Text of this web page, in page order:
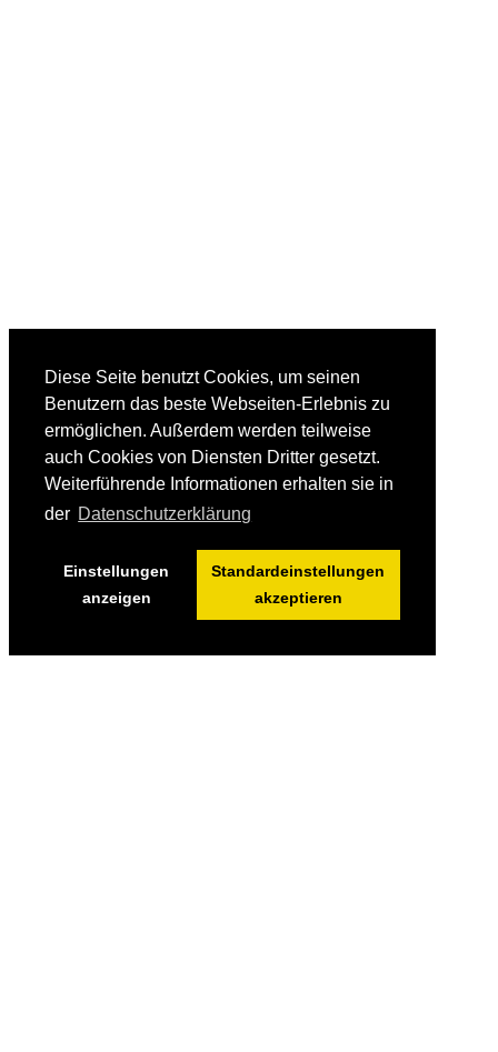
Diese Seite benutzt Cookies, um seinen
Benutzern das beste Webseiten-Erlebnis zu
ermöglichen. Außerdem werden teilweise
auch Cookies von Diensten Dritter gesetzt.
Weiterführende Informationen erhalten sie in
der Datenschutzerklärung
Einstellungen
anzeigen
Standardeinstellungen
akzeptieren